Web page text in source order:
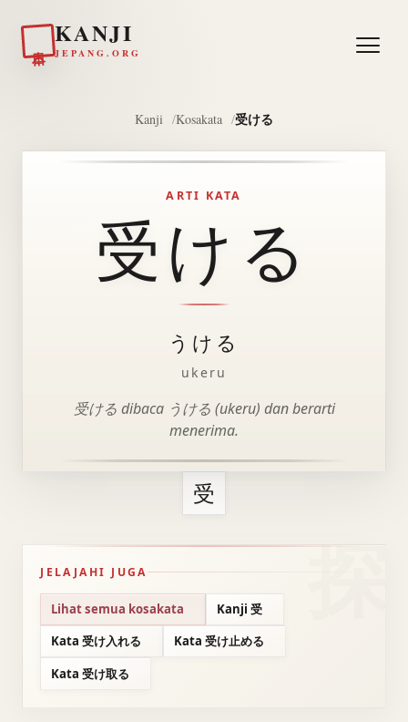
KANJI
JEPANG.ORG
Kanji Kosakata 受ける
ARTI KATA
受ける
うける
ukeru
受ける dibaca うける (ukeru) dan berarti
menerima.
受
JELAJAHI JUGA
Lihat semua kosakata
Kanji 受
Kata 受け入れる
Kata 受け止める
Kata 受け取る